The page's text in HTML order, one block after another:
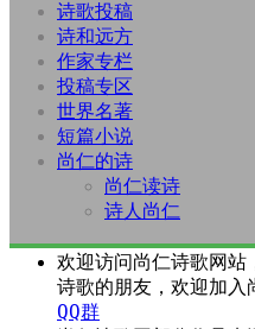
诗歌投稿
诗和远方
作家专栏
投稿专区
世界名著
短篇小说
尚仁的诗
尚仁读诗
诗人尚仁
欢迎访问尚仁诗歌网站
诗歌的朋友，欢迎加入
QQ群